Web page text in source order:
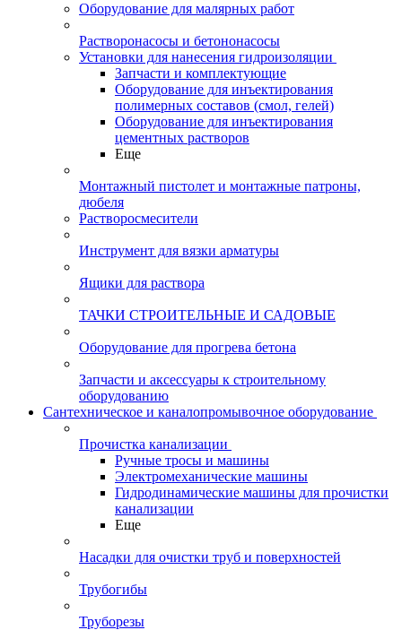
Оборудование для малярных работ
Растворонасосы и бетононасосы
Установки для нанесения гидроизоляции
Запчасти и комплектующие
Оборудование для инъектирования
полимерных составов (смол, гелей)
Оборудование для инъектирования
цементных растворов
Еще
Монтажный пистолет и монтажные патроны,
дюбеля
Растворосмесители
Инструмент для вязки арматуры
Ящики для раствора
ТАЧКИ СТРОИТЕЛЬНЫЕ И САДОВЫЕ
Оборудование для прогрева бетона
Запчасти и аксессуары к строительному
оборудованию
Сантехническое и каналопромывочное оборудование
Прочистка канализации
Ручные тросы и машины
Электромеханические машины
Гидродинамические машины для прочистки
канализации
Еще
Насадки для очистки труб и поверхностей
Трубогибы
Труборезы